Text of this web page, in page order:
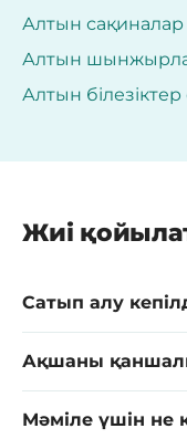
Алтын сақиналар
Алтын
Алтын
Жиі
Сатып алу
Ақшаны
Мәміле үшін не